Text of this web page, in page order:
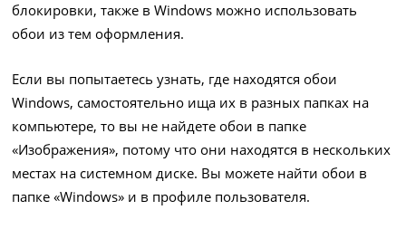
блокировки, также в Windows можно использовать
обои из тем оформления.
Если вы попытаетесь узнать, где находятся обои
Windows, самостоятельно ища их в разных папках на
компьютере, то вы не найдете обои в папке
«Изображения», потому что они находятся в нескольких
местах на системном диске. Вы можете найти обои в
папке «Windows» и в профиле пользователя.